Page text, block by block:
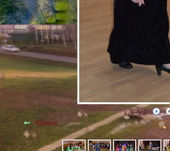
Atpakaļ